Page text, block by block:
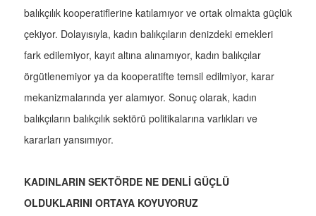
balıkçılık kooperatiflerine katılamıyor ve ortak olmakta güçlük
çekiyor. Dolayısıyla, kadın balıkçıların denizdeki emekleri
fark edilemiyor, kayıt altına alınamıyor, kadın balıkçılar
örgütlenemiyor ya da kooperatifte temsil edilmiyor, karar
mekanizmalarında yer alamıyor. Sonuç olarak, kadın
balıkçıların balıkçılık sektörü politikalarına varlıkları ve
kararları yansımıyor.
KADINLARIN SEKTÖRDE NE DENLİ GÜÇLÜ
OLDUKLARINI ORTAYA KOYUYORUZ